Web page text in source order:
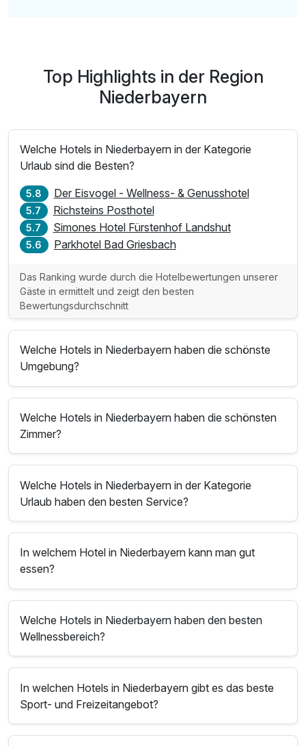
Top Highlights in der Region
Niederbayern
Welche Hotels in Niederbayern in der Kategorie
Urlaub sind die Besten?
5.8 Der Eisvogel - Wellness- & Genusshotel
5.7 Richsteins Posthotel
5.7 Simones Hotel Fürstenhof Landshut
5.6 Parkhotel Bad Griesbach
Das Ranking wurde durch die Hotelbewertungen unserer
Gäste in ermittelt und zeigt den besten
Bewertungsdurchschnitt
Welche Hotels in Niederbayern haben die schönste
Umgebung?
Welche Hotels in Niederbayern haben die schönsten
Zimmer?
Welche Hotels in Niederbayern in der Kategorie
Urlaub haben den besten Service?
In welchem Hotel in Niederbayern kann man gut
essen?
Welche Hotels in Niederbayern haben den besten
Wellnessbereich?
In welchen Hotels in Niederbayern gibt es das beste
Sport- und Freizeitangebot?